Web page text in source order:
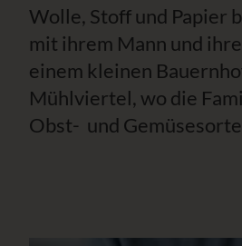
Wolle, Stoff und Papier
mit ihrem Mann und
einem kleinen
Mühlviertel, wo die
Obst- und